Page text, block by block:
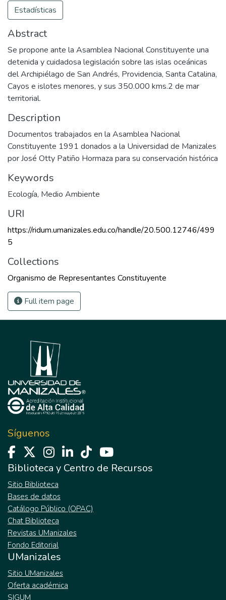
Estadísticas
Abstract
Se propone ante la Asamblea Nacional Constituyente una
detenida y cuidadosa legislación sobre las islas oceánicas
del Archipiélago de San Andrés, Providencia, Santa Catalina,
Cayos e islotes menores, y sus 350.000 kms.2 de mar
territorial.
Description
Documentos trabajados en la Asamblea Nacional
Constituyente 1991 donados a la Universidad de Manizales
por José Otty Patiño Hormaza para su conservación histórica
Keywords
Ecología, Medio Ambiente
URI
https://ridum.umanizales.edu.co/handle/20.500.12746/499
5
Collections
Organismo de Representantes Constituyente
Full item page
Síguenos
Biblioteca y Centro de Recursos
Sitio Biblioteca
Bases de datos
Catálogo Público (OPAC)
Chat Biblioteca
Revistas UManizales
Fondo Editorial
UManizales
Sitio UManizales
Oferta académica
SIGUM